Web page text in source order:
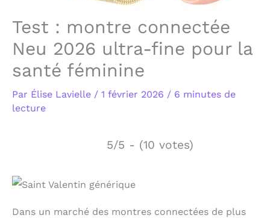
Test : montre connectée
Neu 2026 ultra-fine pour la
santé féminine
Par Élise Lavielle / 1 février 2026 / 6 minutes de
lecture
5/5 - (10 votes)
Dans un marché des montres connectées de plus